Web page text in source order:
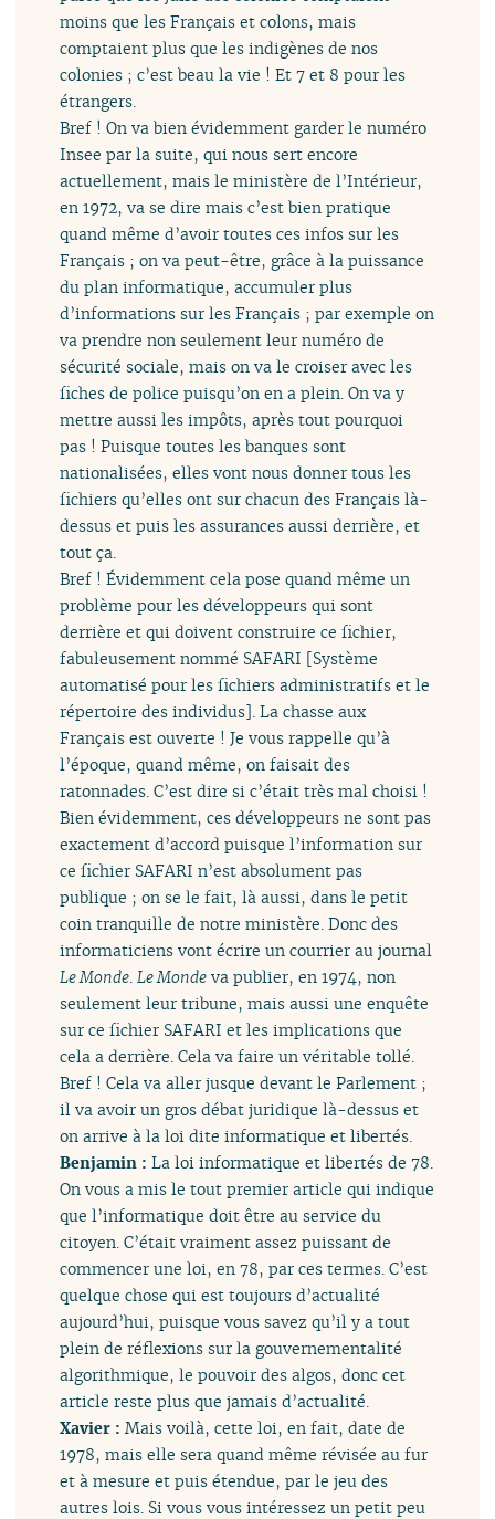
moins que les Français et colons, mais
comptaient plus que les indigènes de nos
colonies ; c’est beau la vie ! Et 7 et 8 pour les
étrangers.
Bref ! On va bien évidemment garder le numéro
Insee par la suite, qui nous sert encore
actuellement, mais le ministère de l’Intérieur,
en 1972, va se dire mais c’est bien pratique
quand même d’avoir toutes ces infos sur les
Français ; on va peut-être, grâce à la puissance
du plan informatique, accumuler plus
d’informations sur les Français ; par exemple on
va prendre non seulement leur numéro de
sécurité sociale, mais on va le croiser avec les
fiches de police puisqu’on en a plein. On va y
mettre aussi les impôts, après tout pourquoi
pas ! Puisque toutes les banques sont
nationalisées, elles vont nous donner tous les
fichiers qu’elles ont sur chacun des Français là-
dessus et puis les assurances aussi derrière, et
tout ça.
Bref ! Évidemment cela pose quand même un
problème pour les développeurs qui sont
derrière et qui doivent construire ce fichier,
fabuleusement nommé SAFARI [Système
automatisé pour les fichiers administratifs et le
répertoire des individus]. La chasse aux
Français est ouverte ! Je vous rappelle qu’à
l’époque, quand même, on faisait des
ratonnades. C’est dire si c’était très mal choisi !
Bien évidemment, ces développeurs ne sont pas
exactement d’accord puisque l’information sur
ce fichier SAFARI n’est absolument pas
publique ; on se le fait, là aussi, dans le petit
coin tranquille de notre ministère. Donc des
informaticiens vont écrire un courrier au journal
Le Monde Le Monde va publier, en 1974, non
seulement leur tribune, mais aussi une enquête
sur ce fichier SAFARI et les implications que
cela a derrière. Cela va faire un véritable tollé.
Bref ! Cela va aller jusque devant le Parlement ;
il va avoir un gros débat juridique là-dessus et
on arrive à la loi dite informatique et libertés.
Benjamin :La loi informatique et libertés de 78.
On vous a mis le tout premier article qui indique
que l’informatique doit être au service du
citoyen. C’était vraiment assez puissant de
commencer une loi, en 78, par ces termes. C’est
quelque chose qui est toujours d’actualité
aujourd’hui, puisque vous savez qu’il y a tout
plein de réflexions sur la gouvernementalité
algorithmique, le pouvoir des algos, donc cet
article reste plus que jamais d’actualité.
Xavier :Mais voilà, cette loi, en fait, date de
1978, mais elle sera quand même révisée au fur
et à mesure et puis étendue, par le jeu des
autres lois. Si vous vous intéressez un petit peu